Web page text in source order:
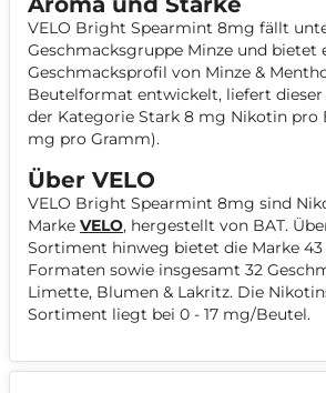
VELO Bright Spearmint 8mg fällt
Geschmacksgruppe Minze und bietet
Geschmacksprofil von Minze &
Beutelformat entwickelt, liefert
der Kategorie Stark 8 mg Nikotin pro
mg pro Gramm).
Über VELO
VELO Bright Spearmint 8mg sind
Marke VELO, hergestellt von BAT.
Sortiment hinweg bietet die Marke
Formaten sowie insgesamt 32
Limette, Blumen & Lakritz. Die
Sortiment liegt bei 0 - 17 mg/Beutel.